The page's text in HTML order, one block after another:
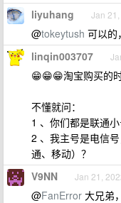
liyuhang Jan
@tokeytush 可以的
linqin003707
😁😁😁淘宝购买的
不懂就问：
1 、你们都是联通小
2 、我主号是电信
通、移动）？
V9NN Jan 21,
@FanError 大兄弟